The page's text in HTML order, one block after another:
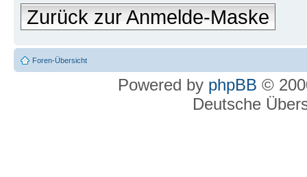
Zurück zur Anmelde-Maske
Foren-Übersicht
Powered by phpBB ©
Deutsche